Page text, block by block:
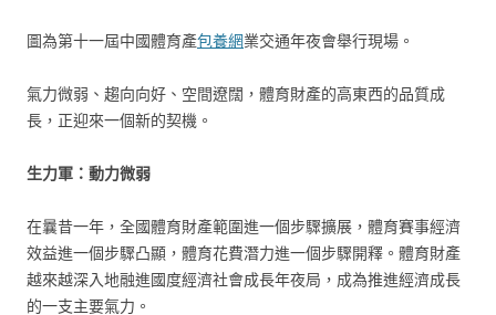
圖為第十一屆中國體育產包養網業交通年夜會舉行現場。
氣力微弱、趨向向好、空間遼闊，體育財產的高東西的品質成
長，正迎來一個新的契機。
生力軍：動力微弱
在曩昔一年，全國體育財產範圍進一個步驟擴展，體育賽事經濟
效益進一個步驟凸顯，體育花費潛力進一個步驟開釋。體育財產
越來越深入地融進國度經濟社會成長年夜局，成為推進經濟成長
的一支主要氣力。